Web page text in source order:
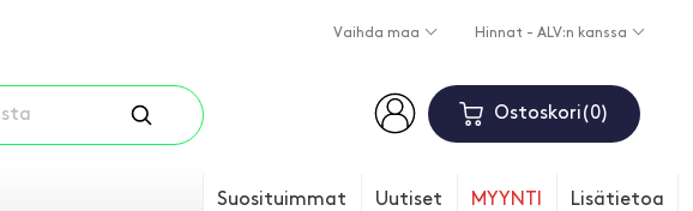
Vaihda maa Hinnat - ALV:n kanssa
Ostoskori 0
Suosituimmat Uutiset MYYNTI Lisätietoa